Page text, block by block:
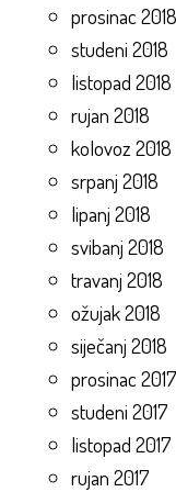
prosinac 2018
studeni 2018
listopad 2018
rujan 2018
kolovoz 2018
srpanj 2018
lipanj 2018
svibanj 2018
travanj 2018
ožujak 2018
siječanj 2018
prosinac 2017
studeni 2017
listopad 2017
rujan 2017